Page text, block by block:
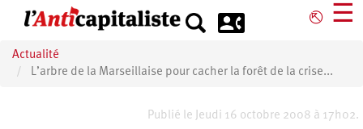
principal
⎋ ☰
Actualité
L’arbre de la Marseillaise pour cacher la forêt de la crise...
Publié le Jeudi 16 octobre 2008 à 17h02.